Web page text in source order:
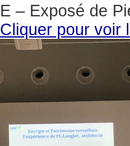
E – Exposé de
Cliquer pour voir